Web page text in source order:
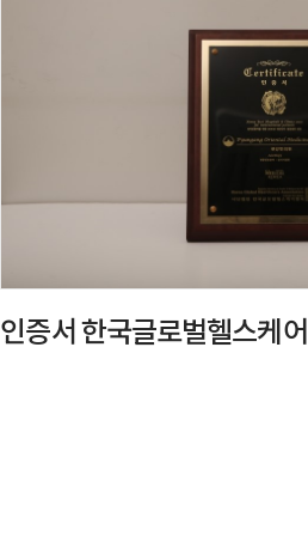
인증서 한국글로벌헬스케어